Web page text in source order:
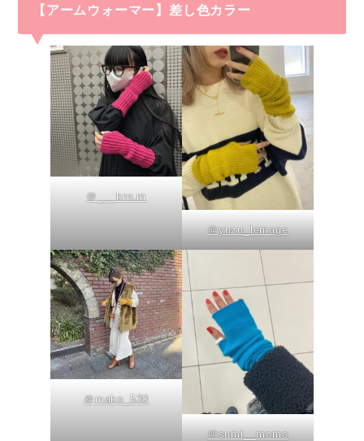
【アームウォーマー】差し色カラー
＠___krn.m
＠yuzu_lemage
＠mako_530
＠sumi__momo